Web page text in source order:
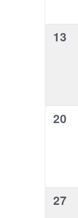
0
13
0
20
0
27